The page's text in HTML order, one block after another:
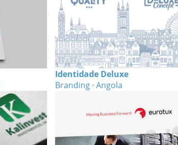
Identidade Deluxe
Branding · Angola